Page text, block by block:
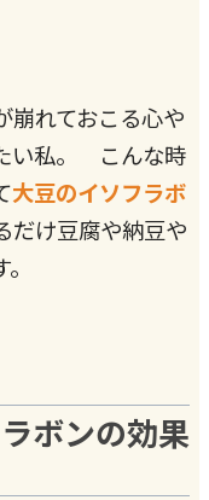
崩れておこる心や
い私。 こんな時
大豆のイソフラボ
け豆腐や納豆や
ボンの効果